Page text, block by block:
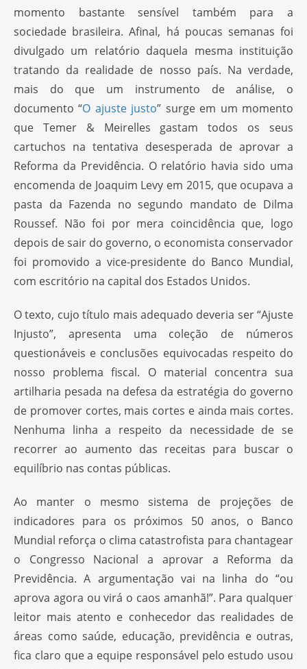
momento bastante sensível também para a
sociedade brasileira. Afinal, há poucas semanas foi
divulgado um relatório daquela mesma instituição
tratando da realidade de nosso país. Na verdade,
mais do que um instrumento de análise, o
documento “O ajuste justo” surge em um momento
que Temer & Meirelles gastam todos os seus
cartuchos na tentativa desesperada de aprovar a
Reforma da Previdência. O relatório havia sido uma
encomenda de Joaquim Levy em 2015, que ocupava a
pasta da Fazenda no segundo mandato de Dilma
Roussef. Não foi por mera coincidência que, logo
depois de sair do governo, o economista conservador
foi promovido a vice-presidente do Banco Mundial,
com escritório na capital dos Estados Unidos.
O texto, cujo título mais adequado deveria ser “Ajuste
Injusto”, apresenta uma coleção de números
questionáveis e conclusões equivocadas respeito do
nosso problema fiscal. O material concentra sua
artilharia pesada na defesa da estratégia do governo
de promover cortes, mais cortes e ainda mais cortes.
Nenhuma linha a respeito da necessidade de se
recorrer ao aumento das receitas para buscar o
equilíbrio nas contas públicas.
Ao manter o mesmo sistema de projeções de
indicadores para os próximos 50 anos, o Banco
Mundial reforça o clima catastrofista para chantagear
o Congresso Nacional a aprovar a Reforma da
Previdência. A argumentação vai na linha do “ou
aprova agora ou virá o caos amanhã!”. Para qualquer
leitor mais atento e conhecedor das realidades de
áreas como saúde, educação, previdência e outras,
fica claro que a equipe responsável pelo estudo usou